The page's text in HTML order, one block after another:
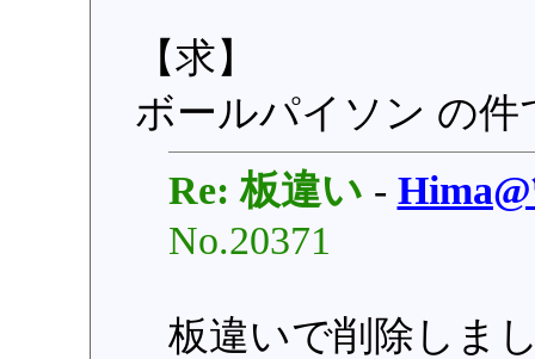
【求】
ボールパイソン の件
Re: 板違い -
No.20371
板違いで削除しま